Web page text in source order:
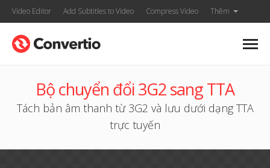
Video Editor Add Subtitles to Video Compress Video Thêm
Bộ chuyển đổi 3G2 sang TTA
Tách bản âm thanh từ 3G2 và lưu dưới dạng TTA
trực tuyến